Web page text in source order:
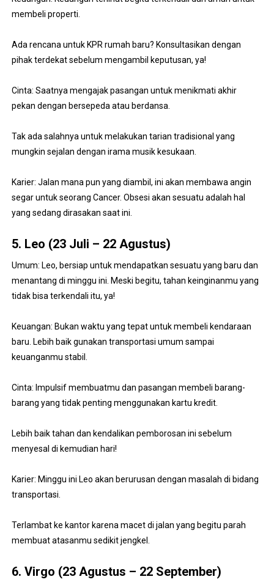
membeli properti.
Ada rencana untuk KPR rumah baru? Konsultasikan dengan
pihak terdekat sebelum mengambil keputusan, ya!
Cinta: Saatnya mengajak pasangan untuk menikmati akhir
pekan dengan bersepeda atau berdansa.
Tak ada salahnya untuk melakukan tarian tradisional yang
mungkin sejalan dengan irama musik kesukaan.
Karier: Jalan mana pun yang diambil, ini akan membawa angin
segar untuk seorang Cancer. Obsesi akan sesuatu adalah hal
yang sedang dirasakan saat ini.
5. Leo (23 Juli – 22 Agustus)
Umum: Leo, bersiap untuk mendapatkan sesuatu yang baru dan
menantang di minggu ini. Meski begitu, tahan keinginanmu yang
tidak bisa terkendali itu, ya!
Keuangan: Bukan waktu yang tepat untuk membeli kendaraan
baru. Lebih baik gunakan transportasi umum sampai
keuanganmu stabil.
Cinta: Impulsif membuatmu dan pasangan membeli barang-
barang yang tidak penting menggunakan kartu kredit.
Lebih baik tahan dan kendalikan pemborosan ini sebelum
menyesal di kemudian hari!
Karier: Minggu ini Leo akan berurusan dengan masalah di bidang
transportasi.
Terlambat ke kantor karena macet di jalan yang begitu parah
membuat atasanmu sedikit jengkel.
6. Virgo (23 Agustus – 22 September)